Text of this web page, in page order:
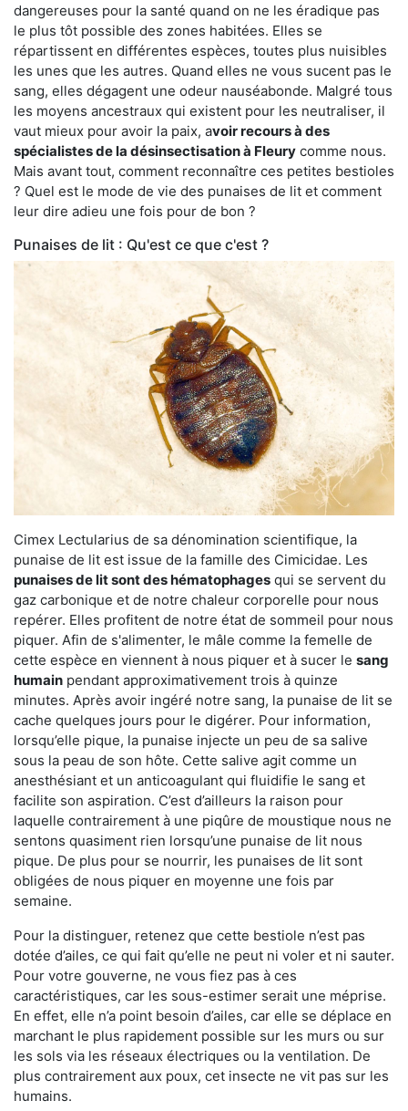
dangereuses pour la santé quand on ne les éradique pas
le plus tôt possible des zones habitées. Elles se
répartissent en différentes espèces, toutes plus nuisibles
les unes que les autres. Quand elles ne vous sucent pas le
sang, elles dégagent une odeur nauséabonde. Malgré tous
les moyens ancestraux qui existent pour les neutraliser, il
vaut mieux pour avoir la paix, avoir recours à des
spécialistes de la désinsectisation à Fleury comme nous.
Mais avant tout, comment reconnaître ces petites bestioles
? Quel est le mode de vie des punaises de lit et comment
leur dire adieu une fois pour de bon ?
Punaises de lit : Qu'est ce que c'est ?
Cimex Lectularius de sa dénomination scientifique, la
punaise de lit est issue de la famille des Cimicidae. Les
punaises de lit sont des hématophages qui se servent du
gaz carbonique et de notre chaleur corporelle pour nous
repérer. Elles profitent de notre état de sommeil pour nous
piquer. Afin de s'alimenter, le mâle comme la femelle de
cette espèce en viennent à nous piquer et à sucer le sang
humain pendant approximativement trois à quinze
minutes. Après avoir ingéré notre sang, la punaise de lit se
cache quelques jours pour le digérer. Pour information,
lorsqu’elle pique, la punaise injecte un peu de sa salive
sous la peau de son hôte. Cette salive agit comme un
anesthésiant et un anticoagulant qui fluidifie le sang et
facilite son aspiration. C’est d’ailleurs la raison pour
laquelle contrairement à une piqûre de moustique nous ne
sentons quasiment rien lorsqu’une punaise de lit nous
pique. De plus pour se nourrir, les punaises de lit sont
obligées de nous piquer en moyenne une fois par
semaine.
Pour la distinguer, retenez que cette bestiole n’est pas
dotée d’ailes, ce qui fait qu’elle ne peut ni voler et ni sauter.
Pour votre gouverne, ne vous fiez pas à ces
caractéristiques, car les sous-estimer serait une méprise.
En effet, elle n’a point besoin d’ailes, car elle se déplace en
marchant le plus rapidement possible sur les murs ou sur
les sols via les réseaux électriques ou la ventilation. De
plus contrairement aux poux, cet insecte ne vit pas sur les
humains.